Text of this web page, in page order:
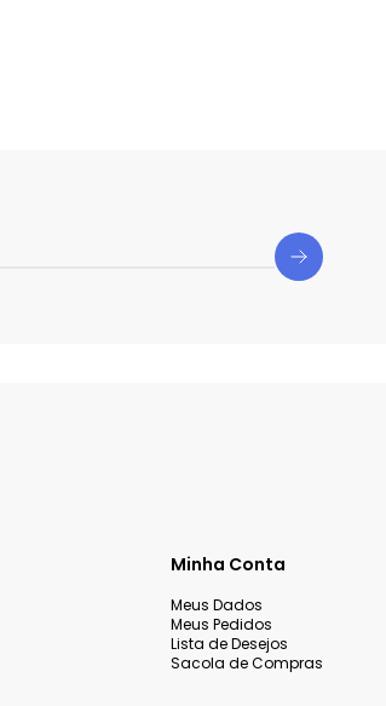
Minha Conta
Meus Dados
Meus Pedidos
Lista de Desejos
Sacola de Compras